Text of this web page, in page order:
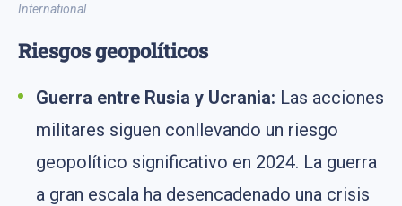
International
Riesgos geopolíticos
Guerra entre Rusia y Ucrania: Las acciones
militares siguen conllevando un riesgo
geopolítico significativo en 2024. La guerra
a gran escala ha desencadenado una crisis